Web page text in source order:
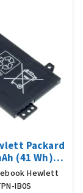
Packard
(41 Wh),
Hewlett
IB0S